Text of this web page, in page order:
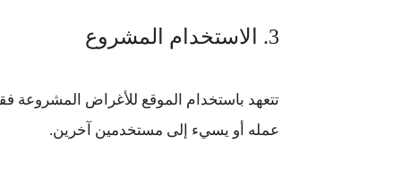
3. الاستخدام المشروع
تتعهد باستخدام الموقع للأغراض المشروعة
عمله أو يسيء إلى مستخدمين آخرين.